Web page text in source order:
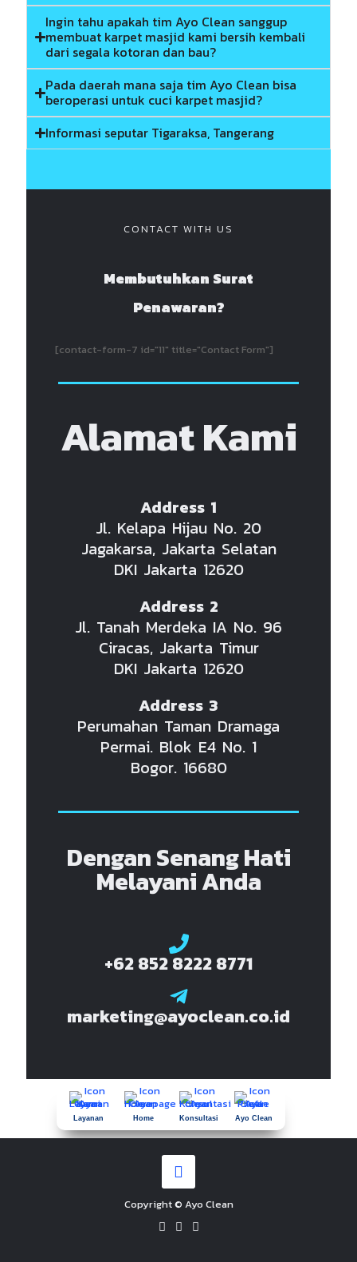
Ingin tahu apakah tim Ayo Clean sanggup
membuat karpet masjid kami bersih kembali
dari segala kotoran dan bau?
Pada daerah mana saja tim Ayo Clean bisa
beroperasi untuk cuci karpet masjid?
Informasi seputar Tigaraksa, Tangerang
CONTACT WITH US
Membutuhkan Surat
Penawaran?
[contact-form-7 id="11" title="Contact Form"]
Alamat Kami
Address 1
Jl. Kelapa Hijau No. 20
Jagakarsa, Jakarta Selatan
DKI Jakarta 12620
Address 2
Jl. Tanah Merdeka IA No. 96
Ciracas, Jakarta Timur
DKI Jakarta 12620
Address 3
Perumahan Taman Dramaga
Permai. Blok E4 No. 1
Bogor. 16680
Dengan Senang Hati
Melayani Anda
+62 852 8222 8771
marketing@ayoclean.co.id
Layanan Home Konsultasi Ayo Clean
Copyright © Ayo Clean